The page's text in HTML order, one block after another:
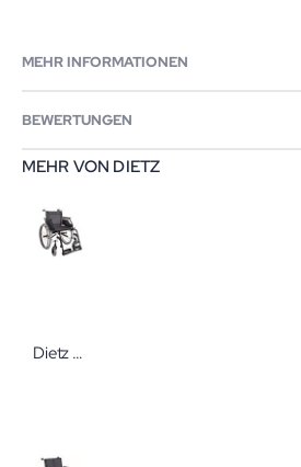
MEHR INFORMATIONEN
BEWERTUNGEN
MEHR VON DIETZ
Dietz Caneo E Faltrollstuhl